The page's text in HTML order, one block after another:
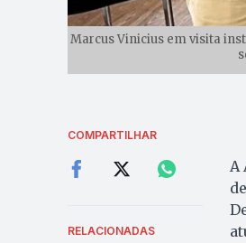
Marcus Vinicius em visita
COMPARTILHAR
RELACIONADAS
A